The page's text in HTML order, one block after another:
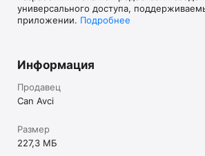
универсального доступа,
приложении. Подробнее
Информация
Продавец
Can Avci
Размер
227,3 МБ